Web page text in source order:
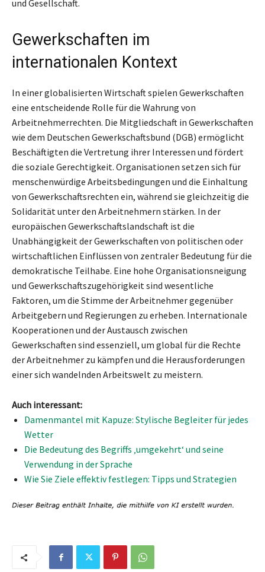
und Gesellschaft.
Gewerkschaften im
internationalen Kontext
In einer globalisierten Wirtschaft spielen Gewerkschaften
eine entscheidende Rolle für die Wahrung von
Arbeitnehmerrechten. Die Mitgliedschaft in Gewerkschaften
wie dem Deutschen Gewerkschaftsbund (DGB) ermöglicht
Beschäftigten die Vertretung ihrer Interessen und fördert
die soziale Gerechtigkeit. Organisationen setzen sich für
menschenwürdige Arbeitsbedingungen und die Einhaltung
von Gewerkschaftsrechten ein, während sie gleichzeitig die
Solidarität unter den Arbeitnehmern stärken. In der
europäischen Gewerkschaftslandschaft ist die
Unabhängigkeit der Gewerkschaften von politischen oder
wirtschaftlichen Einflüssen von zentraler Bedeutung für die
demokratische Teilhabe. Eine hohe Organisationsneigung
und Gewerkschaftszugehörigkeit sind wesentliche
Faktoren, um die Stimme der Arbeitnehmer gegenüber
Arbeitgebern und Regierungen zu erheben. Internationale
Kooperationen und der Austausch zwischen
Gewerkschaften sind essenziell, um global für die Rechte
der Arbeitnehmer zu kämpfen und die Herausforderungen
einer sich wandelnden Arbeitswelt zu meistern.
Auch interessant:
Damenmantel mit Kapuze: Stylische Begleiter für jedes
Wetter
Die Bedeutung des Begriffs ‚umgekehrt‘ und seine
Verwendung in der Sprache
Wie Sie Ziele effektiv festlegen: Tipps und Strategien